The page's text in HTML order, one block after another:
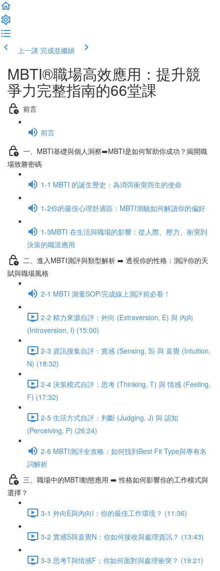
上一講 完成並繼續
MBTI®職場高效應用：提升競
爭力完整指南的66堂課
前言
前言
一、MBTI基礎與個人洞察➡️MBTI是如何幫助你成功？揭開職
場致勝密碼
1-1 MBTI 的誕生歷史：為消弭衝突而生的使命
1-2你的最佳心理舒適區：MBTI測驗如何解讀你的偏好
1-3MBTI 在生活與職場的影響：從人際、壓力、衝突到
決策的職涯應用
二、進入MBTI測評與類型解析 ➡️ 透視你的性格：測評你的天
賦與職場風格
2-1 MBTI 測量SOP/完成線上測評前必看！
2-2 精力來源自評：外向 (Extraversion, E) 與 內向
(Introversion, I) (15:00)
2-3 資訊搜集自評：實感 (Sensing, S) 與 直覺 (Intuition,
N) (18:32)
2-4 決策模式自評：思考 (Thinking, T) 與 情感 (Feeling,
F) (17:32)
2-5 生活方式自評：判斷 (Judging, J) 與 認知
(Perceiving, P) (26:24)
2-6 MBTI測評全攻略：如何找到Best Fit Type與專有名
詞解析
三、職場中的MBTI動態應用 ➡️ 性格如何影響你的工作模式與
選擇？
3-1 外向E與內向I：你的最佳工作環境？ (11:36)
3-2 實感S與直覺N：你如何接收與處理資訊？ (13:43)
3-3 思考T與情感F：你如何面對與處理衝突？ (19:21)